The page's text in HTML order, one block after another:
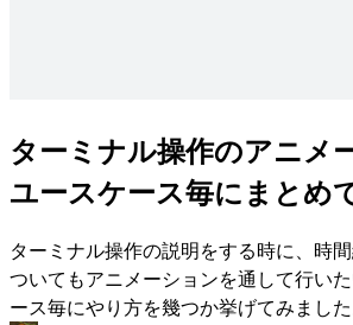
ターミナル操作のアニメ
ユースケース毎にまとめ
ターミナル操作の説明をする時に、時
ついてもアニメーションを通して行い
ース毎にやり方を幾つか挙げてみました